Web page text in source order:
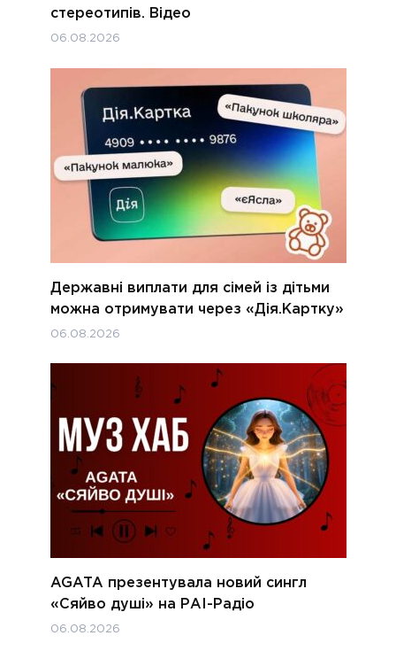
стереотипів. Відео
06.08.2026
Державні виплати для сімей із дітьми
можна отримувати через «Дія.Картку»
06.08.2026
AGATA презентувала новий сингл
«Сяйво душі» на РАІ-Радіо
06.08.2026